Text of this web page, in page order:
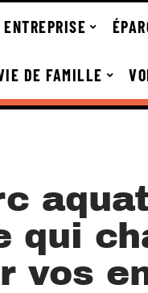
ENTREPRISE
DE FAMILLE
qui
vos